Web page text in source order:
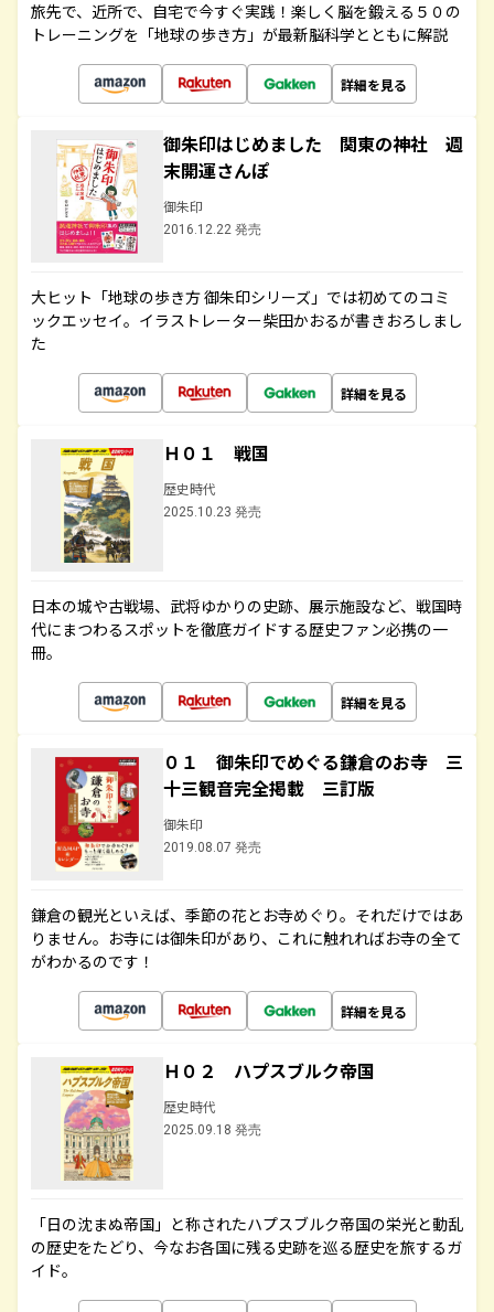
旅先で、近所で、自宅で今すぐ実践！楽しく脳を鍛える５０の
トレーニングを「地球の歩き方」が最新脳科学とともに解説
詳細を見る
御朱印はじめました 関東の神社 週
末開運さんぽ
御朱印
2016.12.22 発売
大ヒット「地球の歩き方 御朱印シリーズ」では初めてのコミ
ックエッセイ。イラストレーター柴田かおるが書きおろしまし
た
詳細を見る
Ｈ０１ 戦国
歴史時代
2025.10.23 発売
日本の城や古戦場、武将ゆかりの史跡、展示施設など、戦国時
代にまつわるスポットを徹底ガイドする歴史ファン必携の一
冊。
詳細を見る
０１ 御朱印でめぐる鎌倉のお寺 三
十三観音完全掲載 三訂版
御朱印
2019.08.07 発売
鎌倉の観光といえば、季節の花とお寺めぐり。それだけではあ
りません。お寺には御朱印があり、これに触れればお寺の全て
がわかるのです！
詳細を見る
Ｈ０２ ハプスブルク帝国
歴史時代
2025.09.18 発売
「日の沈まぬ帝国」と称されたハプスブルク帝国の栄光と動乱
の歴史をたどり、今なお各国に残る史跡を巡る歴史を旅するガ
イド。